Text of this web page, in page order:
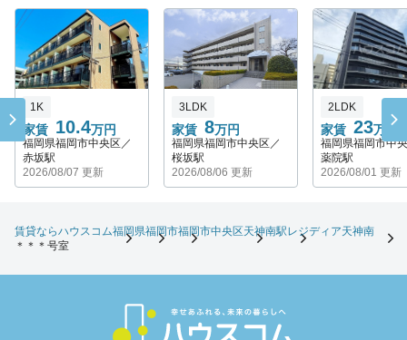
家賃 10.4万円
1K
福岡県福岡市中央区／
赤坂駅
2026/08/07 更新
家賃 8万円
3LDK
福岡県福岡市中央区／
桜坂駅
2026/08/06 更新
家賃 23万円
2LDK
福岡県福岡市中
薬院駅
2026/08/01 更新
賃貸ならハウスコム福岡県福岡市福岡市中央区天神南駅レジディア天神南
＊＊＊号室